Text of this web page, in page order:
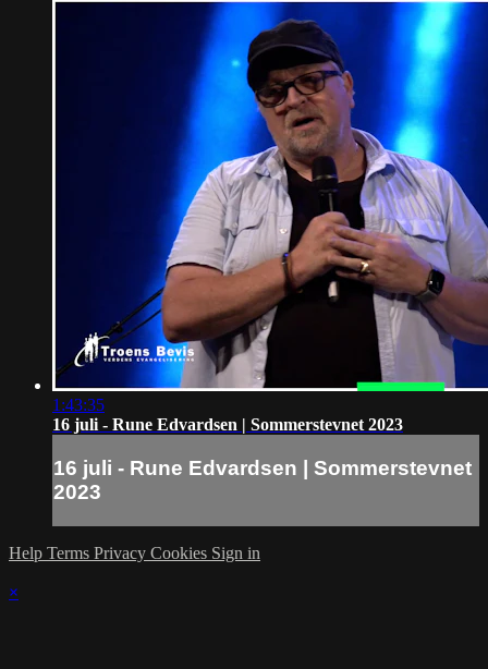
1:43:35
16 juli - Rune Edvardsen | Sommerstevnet 2023
16 juli - Rune Edvardsen | Sommerstevnet
2023
Help Terms Privacy Cookies Sign in
×